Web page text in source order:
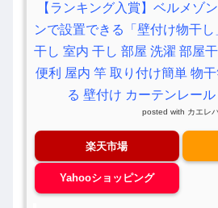
【ランキング入賞】ベルメゾ
ンで設置できる「壁付け物干
干し 室内 干し 部屋 洗濯 部屋
便利 屋内 竿 取り付け簡単 物
る 壁付け カーテンレー
posted with カエレ
楽天市場
Yahooショッピング